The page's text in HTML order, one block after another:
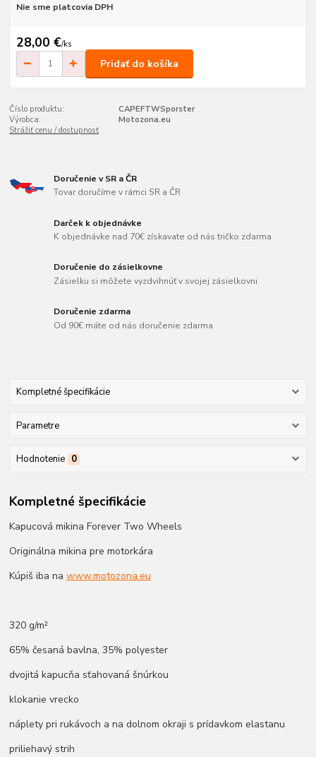
Nie sme platcovia DPH
28,00 €/ks
Pridať do košíka
Číslo produktu:
CAPEFTWSporster
Výrobca:
Motozona.eu
Strážiť cenu / dostupnosť
Doručenie v SR a ČR
Tovar doručíme v rámci SR a ČR
Darček k objednávke
K objednávke nad 70€ získavate od nás tričko zdarma
Doručenie do zásielkovne
Zásielku si môžete vyzdvihnúť v svojej zásielkovni
Doručenie zdarma
Od 90€ máte od nás doručenie zdarma
Kompletné špecifikácie
Parametre
Hodnotenie 0
Kompletné špecifikácie
Kapucová mikina Forever Two Wheels
Originálna mikina pre motorkára
Kúpiš iba nawww.motozona.eu
320 g/m²
65% česaná bavlna, 35% polyester
dvojitá kapucňa sťahovaná šnúrkou
klokanie vrecko
náplety pri rukávoch a na dolnom okraji s prídavkom elastanu
priliehavý strih